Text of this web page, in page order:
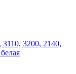
3200, 2140,